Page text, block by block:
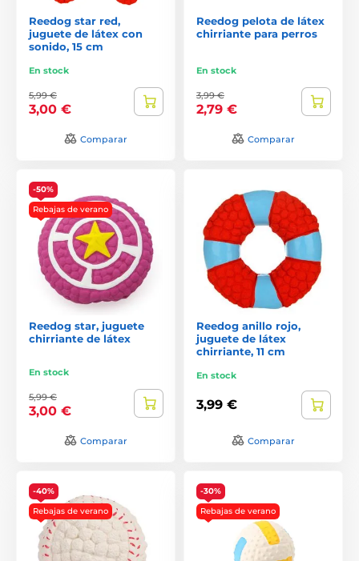
Reedog star red,
juguete de látex con
sonido, 15 cm
En stock
5,99 €
3,00 €
Comparar
Reedog pelota de látex
chirriante para perros
En stock
3,99 €
2,79 €
Comparar
-50%
Rebajas de verano
Reedog star, juguete
chirriante de látex
En stock
5,99 €
3,00 €
Comparar
Reedog anillo rojo,
juguete de látex
chirriante, 11 cm
En stock
3,99 €
Comparar
-40%
Rebajas de verano
-30%
Rebajas de verano